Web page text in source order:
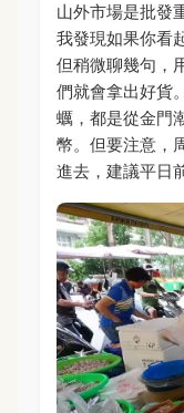
山外市場是批發
我發現如果你看
但稍微聊幾句，
們就會拿出好貨
蠣，都是從金門
幣。但要注意，
進去，建議平日